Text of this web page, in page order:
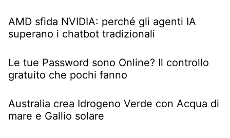
AMD sfida NVIDIA: perché gli agenti IA
superano i chatbot tradizionali
Le tue Password sono Online? Il controllo
gratuito che pochi fanno
Australia crea Idrogeno Verde con Acqua di
mare e Gallio solare